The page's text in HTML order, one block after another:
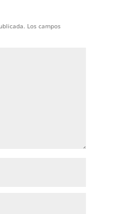
Los campos